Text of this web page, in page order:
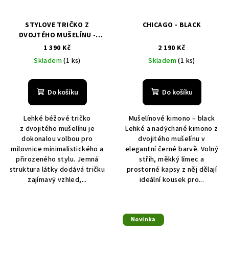
STYLOVE TRIČKO Z
DVOJTÉHO MUŠELÍNU -
BEIGE
1 390 Kč
Skladem(1 ks)
Do košíku
Lehké béžové tričko
z dvojitého mušelínu je
dokonalou volbou pro
milovnice minimalistického a
přirozeného stylu. Jemná
struktura látky dodává tričku
zajímavý vzhled,...
CHICAGO - BLACK
2 190 Kč
Skladem(1 ks)
Do košíku
Mušelínové kimono – black
Lehké a nadýchané kimono z
dvojitého mušelínu v
elegantní černé barvě. Volný
střih, měkký límec a
prostorné kapsy z něj dělají
ideální kousek pro...
Novinka